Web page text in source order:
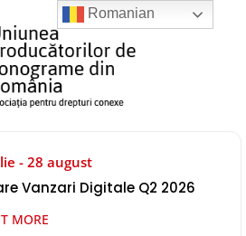
- 28 august
Vanzari Digitale Q2 2026
MORE
Romanian